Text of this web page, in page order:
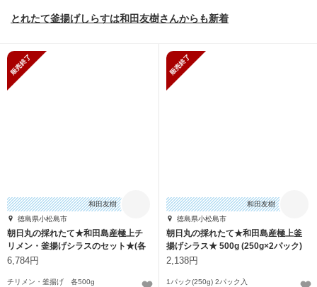
とれたて釜揚げしらすは和田友樹さんからも新着
和田友樹
徳島県小松島市
朝日丸の採れたて★和田島産極上チ
リメン・釜揚げシラスのセット★(各
500g)
6,784円
チリメン・釜揚げ 各500g
和田友樹
徳島県小松島市
朝日丸の採れたて★和田島産極上釜
揚げシラス★ 500g (250g×2パック)
2,138円
1パック(250g) 2パック入